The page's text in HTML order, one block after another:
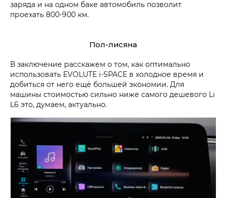
заряда и на одном баке автомобиль позволит
проехать 800-900 км.
Пол-лисяна
В заключение расскажем о том, как оптимально
использовать EVOLUTE i‑SPACE в холодное время и
добиться от него ещё большей экономии. Для
машины стоимостью сильно ниже самого дешевого Li
L6 это, думаем, актуально.